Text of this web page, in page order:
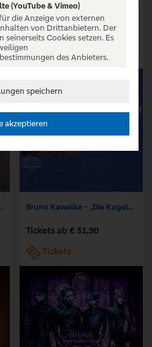
The Alchemist
Tickets ab € 34,90
Tickets
Tour 2026 Bruno Kawelke - „Die Kugel“ Tour 2026
Tickets ab € 31,90
Tickets
(YouTube & Vimeo)
die Anzeige von externen
von Drittanbietern. Der
seinerseits Cookies setzen. Es
des Anbieters.
speichern
akzeptieren